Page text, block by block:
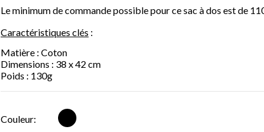
Le minimum de commande possible pour ce sac à dos est de
Caractéristiques clés :
Matière : Coton
Dimensions : 38 x 42 cm
Poids : 130g
Couleur: Noir